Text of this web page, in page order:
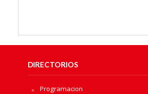
DIRECTORIOS
Programacion